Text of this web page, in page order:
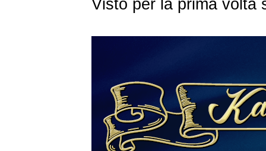
Visto per la prima volta